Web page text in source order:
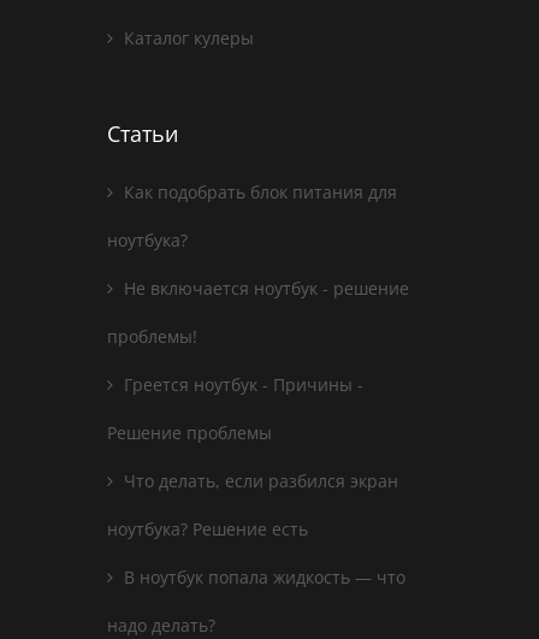
Каталог кулеры
Статьи
Как подобрать блок питания для
ноутбука?
Не включается ноутбук - решение
проблемы!
Греется ноутбук - Причины -
Решение проблемы
Что делать, если разбился экран
ноутбука? Решение есть
В ноутбук попала жидкость — что
надо делать?